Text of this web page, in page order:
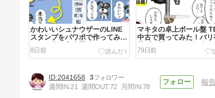
かわいいシュナウザーのLINE
スタンプをパワポで作ってみま
した！作り方公開！
8日前
マキタの卓上ボール盤
中古で買ってみた！バリ
芯ブレ等いろいろ紹介し
79日前
2041658
3
週間IN:21 週間OUT:72 月間IN:78
報